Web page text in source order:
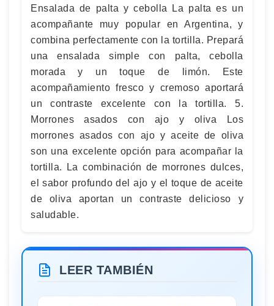
Ensalada de palta y cebolla La palta es un
acompañante muy popular en Argentina, y
combina perfectamente con la tortilla. Prepará
una ensalada simple con palta, cebolla
morada y un toque de limón. Este
acompañamiento fresco y cremoso aportará
un contraste excelente con la tortilla. 5.
Morrones asados con ajo y oliva Los
morrones asados con ajo y aceite de oliva
son una excelente opción para acompañar la
tortilla. La combinación de morrones dulces,
el sabor profundo del ajo y el toque de aceite
de oliva aportan un contraste delicioso y
saludable.
LEER TAMBIÉN